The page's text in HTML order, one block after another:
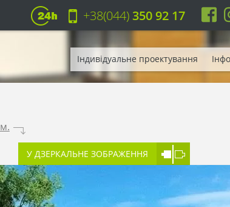
+38(044)350 92 17
Індивідуальне проектування
.
У ДЗЕРКАЛЬНЕ ЗОБРАЖЕННЯ